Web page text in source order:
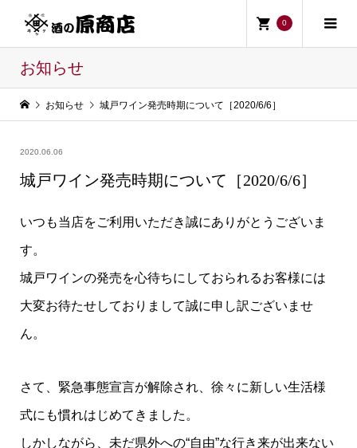
0
お知らせ
お知らせ 城戸ワイン発売時期について［2020/6/6］
2020.06.06
城戸ワイン発売時期について［2020/6/6］
いつも当店をご利用いただき誠にありがとうございま
す。
城戸ワインの発売を心待ちにしておられるお客様には
大変お待たせしておりまして誠に申し訳ございませ
ん。
さて、緊急事態宣言が解除され、徐々に新しい生活様
式にも慣れはじめてきました。
しかしながら、未だ県外への“自由”な行き来が出来ない